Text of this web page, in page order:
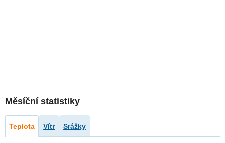
Měsíční statistiky
Teplota Vítr Srážky